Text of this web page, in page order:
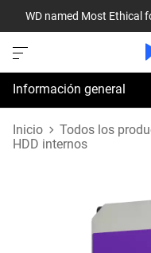
WD named Most Ethical
Información general
Especificaciones
Inicio Todos los
HDD internos